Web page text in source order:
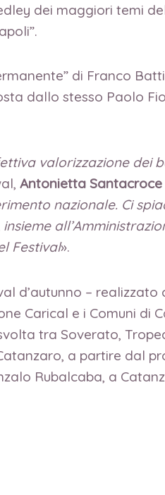
dei maggiori temi
di Franco
dallo stesso Paolo
valorizzazione
Antonietta Santacroce
nazionale. Ci
Festival».
d’autunno –
Carical e i Comuni di
tra Soverato,
a partire dal
Rubalcaba, a